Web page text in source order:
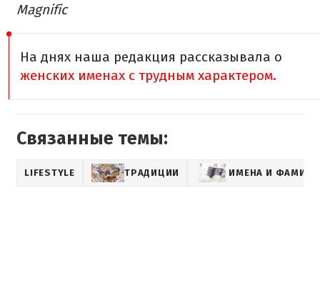
Magnific
На днях наша редакция рассказывала о
женских именах с трудным характером.
Связанные темы:
LIFESTYLE ТРАДИЦИИ ИМЕНА И